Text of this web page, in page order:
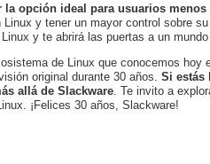
la opción ideal para usuarios menos
Linux y tener un mayor control sobre
y te abrirá las puertas a un mundo
de Linux que conocemos
original durante 30 años. Si estás
allá de Slackware . Te invito a
¡Felices 30 años, Slackware!